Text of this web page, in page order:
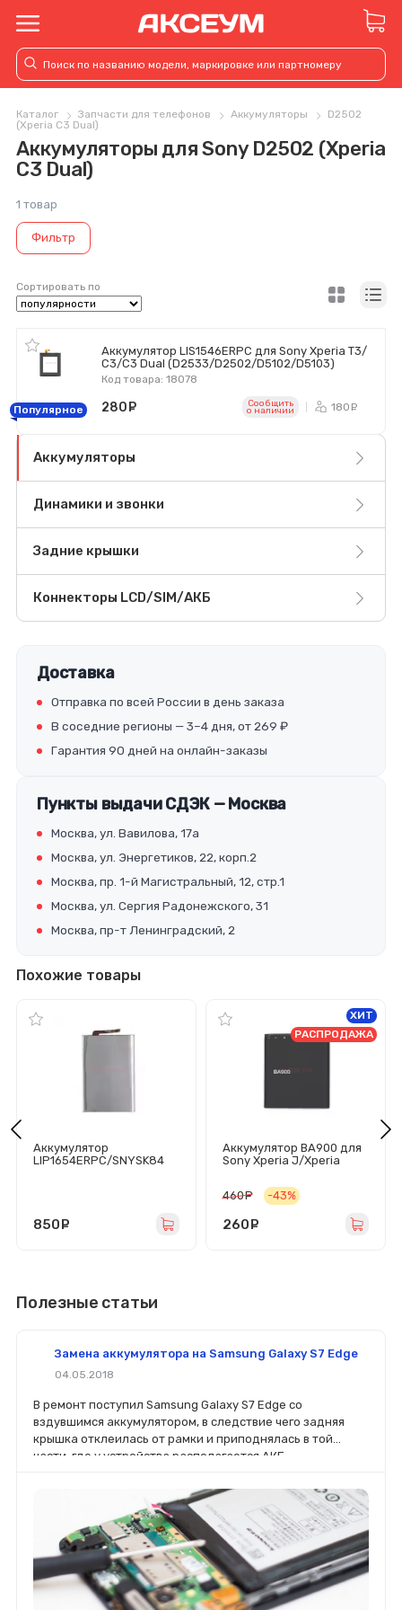
Каталог Запчасти для телефонов Аккумуляторы
D2502
(Xperia C3 Dual)
Аккумуляторы для Sony D2502 (Xperia
C3 Dual)
1 товар
Фильтр
Сортировать по
Аккумулятор LIS1546ERPC для Sony Xperia T3/
С3/C3 Dual (D2533/D2502/D5102/D5103)
Код товара: 18078
Популярное 280 Сообщить
o наличии 180
Аккумуляторы
Динамики и звонки
Задние крышки
Коннекторы LCD/SIM/АКБ
Доставка
Отправка по всей России в день заказа
В соседние регионы — 3–4 дня, от 269 ₽
Гарантия 90 дней на онлайн-заказы
Пункты выдачи СДЭК — Москва
Москва, ул. Вавилова, 17а
Москва, ул. Энергетиков, 22, корп.2
Москва, пр. 1-й Магистральный, 12, стр.1
Москва, ул. Сергия Радонежского, 31
Москва, пр-т Ленинградский, 2
Похожие товары
Аккумулятор
LIP1654ERPC/SNYSK84
850
Аккумулятор BA900 для
Sony Xperia J/Xperia
(LT29i/C1904/C1905/C200
5/D2005/D2105/ST26i)
ХИТ
РАСПРОДАЖА
460 руб.
-43%
260
Полезные статьи
Замена аккумулятора на Samsung Galaxy S7 Edge
04.05.2018
В ремонт поступил Samsung Galaxy S7 Edge со
вздувшимся аккумулятором, в следствие чего задняя
крышка отклеилась от рамки и приподнялась в той
части, где у устройства располагается АКБ.